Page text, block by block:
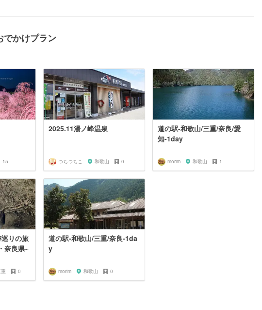
でかけプラン
15
2025.11湯ノ峰温泉
つちつちこ 和歌山 0
道の駅-和歌山/三重/奈良/愛
知-1day
morim 和歌山 1
りの旅
奈良県~
重 0
道の駅-和歌山/三重/奈良-1da
y
morim 和歌山 0